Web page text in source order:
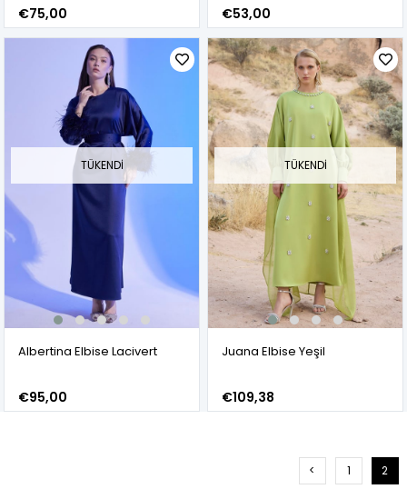
€75,00 €53,00
TÜKENDI
Albertina Elbise Lacivert
€95,00
TÜKENDI
Juana Elbise Yeşil
€109,38
< 1 2